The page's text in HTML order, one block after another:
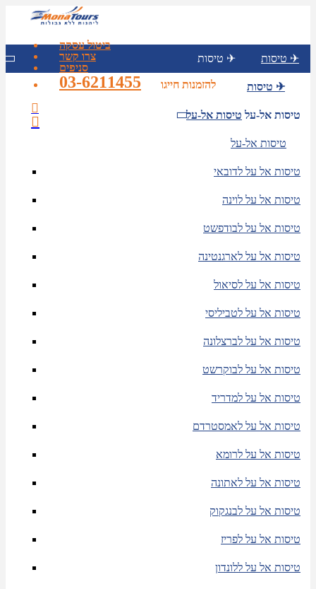
ביטול עסקה
צרו קשר
סניפים
להזמנות חייגו
03-6211455
טיסות ✈ טיסות ✈
טיסות ✈
טיסות אל-על טיסות אל-על
טיסות אל-על
טיסות אל על לדובאי
טיסות אל על לוינה
טיסות אל על לבודפשט
טיסות אל על לארגנטינה
טיסות אל על לסיאול
טיסות אל על לטביליסי
טיסות אל על לברצלונה
טיסות אל על לבוקרשט
טיסות אל על למדריד
טיסות אל על לאמסטרדם
טיסות אל על לרומא
טיסות אל על לאתונה
טיסות אל על לבנגקוק
טיסות אל על לפריז
טיסות אל על ללונדון